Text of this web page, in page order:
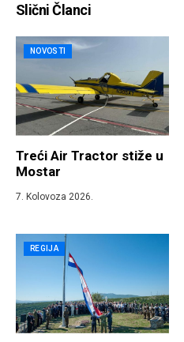
Slični Članci
NOVOSTI
Treći Air Tractor stiže u
Mostar
7. Kolovoza 2026.
REGIJA